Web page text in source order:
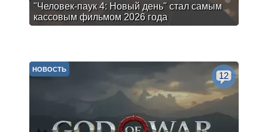
"Человек-паук 4: Новый день" стал самым
кассовым фильмом 2026 года
НОВОСТЬ
12